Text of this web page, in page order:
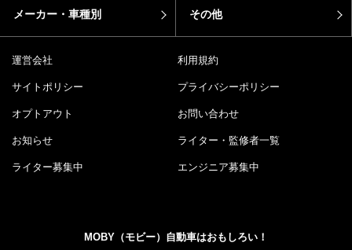
メーカー・車種別 その他
運営会社 利用規約
サイトポリシー プライバシーポリシー
オプトアウト お問い合わせ
お知らせ ライター・監修者一覧
ライター募集中 エンジニア募集中
MOBY（モビー）自動車はおもしろい！